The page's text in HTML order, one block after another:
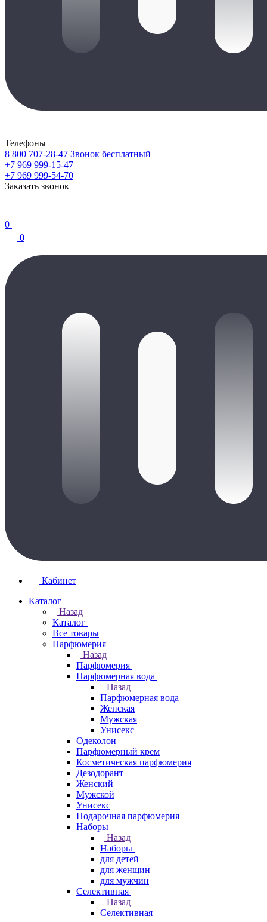
Телефоны
8 800 707-28-47 Звонок бесплатный
+7 969 999-15-47
+7 969 999-54-70
Заказать звонок
0
0
Кабинет
Каталог
Назад
Каталог
Все товары
Парфюмерия
Назад
Парфюмерия
Парфюмерная вода
Назад
Парфюмерная вода
Женская
Мужская
Унисекс
Одеколон
Парфюмерный крем
Косметическая парфюмерия
Дезодорант
Женский
Мужской
Унисекс
Подарочная парфюмерия
Наборы
Назад
Наборы
для детей
для женщин
для мужчин
Селективная
Назад
Селективная